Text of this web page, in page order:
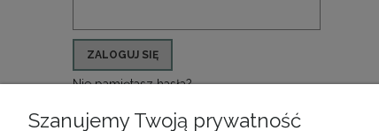
ZALOGUJ SIĘ
Nie pamiętasz hasła?
Szanujemy Twoją prywatność